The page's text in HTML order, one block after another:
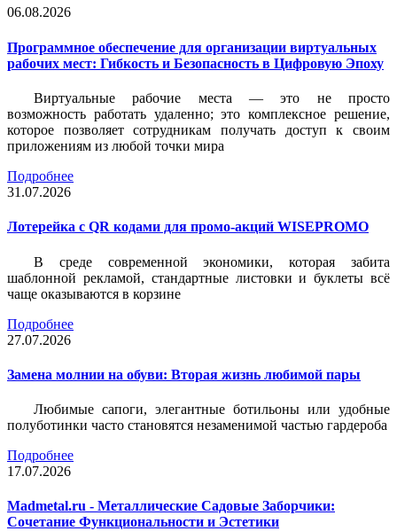
06.08.2026
Программное обеспечение для организации виртуальных
рабочих мест: Гибкость и Безопасность в Цифровую Эпоху
Виртуальные рабочие места — это не просто
возможность работать удаленно; это комплексное решение,
которое позволяет сотрудникам получать доступ к своим
приложениям из любой точки мира
Подробнее
31.07.2026
Лотерейка c QR кодами для промо-акций WISEPROMO
В среде современной экономики, которая забита
шаблонной рекламой, стандартные листовки и буклеты всё
чаще оказываются в корзине
Подробнее
27.07.2026
Замена молнии на обуви: Вторая жизнь любимой пары
Любимые сапоги, элегантные ботильоны или удобные
полуботинки часто становятся незаменимой частью гардероба
Подробнее
17.07.2026
Madmetal.ru - Металлические Садовые Заборчики:
Сочетание Функциональности и Эстетики